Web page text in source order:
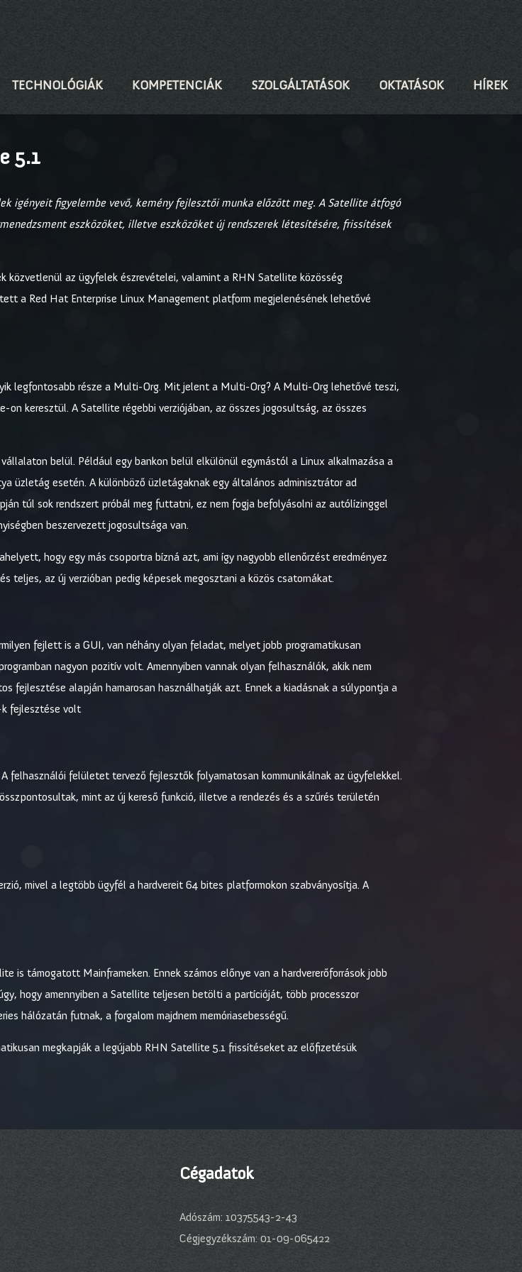
TECHNOLÓGIÁK KOMPETENCIÁK SZOLGÁLTATÁSOK OKTATÁSOK HÍREK
5.1
igényeit figyelembe vevő, kemény fejlesztői munka előzött meg. A Satellite átfogó
eszközöket, illetve eszközöket új rendszerek létesítésére, frissítések
közvetlenül az ügyfelek észrevételei, valamint a RHN Satellite közösség
a Red Hat Enterprise Linux Management platform megjelenésének lehetővé
legfontosabb része a Multi-Org. Mit jelent a Multi-Org? A Multi-Org lehetővé teszi,
keresztül. A Satellite régebbi verziójában, az összes jogosultság, az összes
belül. Például egy bankon belül elkülönül egymástól a Linux alkalmazása a
üzletág esetén. A különböző üzletágaknak egy általános adminisztrátor ad
túl sok rendszert próbál meg futtatni, ez nem fogja befolyásolni az autólízinggel
beszervezett jogosultsága van.
hogy egy más csoportra bízná azt, ami így nagyobb ellenőrzést eredményez
teljes, az új verzióban pedig képesek megosztani a közös csatornákat.
fejlett is a GUI, van néhány olyan feladat, melyet jobb programatikusan
nagyon pozitív volt. Amennyiben vannak olyan felhasználók, akik nem
fejlesztése alapján hamarosan használhatják azt. Ennek a kiadásnak a súlypontja a
k fejlesztése volt
felületet tervező fejlesztők folyamatosan kommunikálnak az ügyfelekkel.
mint az új kereső funkció, illetve a rendezés és a szűrés területén
mivel a legtöbb ügyfél a hardvereit 64 bites platformokon szabványosítja. A
is támogatott Mainframeken. Ennek számos előnye van a hardvererőforrások jobb
hogy amennyiben a Satellite teljesen betölti a partícióját, több processzor
hálózatán futnak, a forgalom majdnem memóriasebességű.
megkapják a legújabb RHN Satellite 5.1 frissítéseket az előfizetésük
Cégadatok
Adószám: 10375543-2-43
Cégjegyzékszám: 01-09-065422